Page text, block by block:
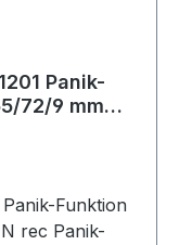
Panik-
72/9 mm
Funktion
rec Panik-